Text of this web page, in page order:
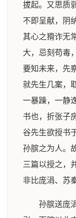
拔起。又思质
不即呈献，阴
其心之猾诈无
大，忌刻苟毒
要知未来，先
就先生几案，
一暴躁，一静
书也，折张子
谷先生欲授书
孙膑之为人。
三篇以授之，
非比庞涓、苏
孙膑送庞